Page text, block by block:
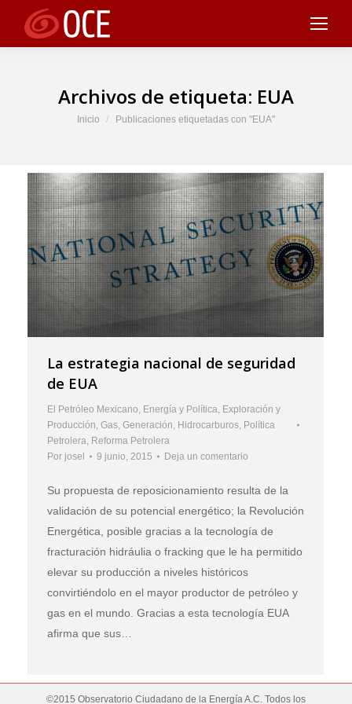
Archivos de etiqueta: EUA
Estás aquí:
Inicio Publicaciones etiquetadas con "EUA"
La estrategia nacional de seguridad
de EUA
El Petróleo Mexicano Energía y Política Exploración y
Producción Gas Generación Hidrocarburos Política
Petrolera Reforma Petrolera
Por josel 9 junio, 2015 Deja un comentario
Su propuesta de reposicionamiento resulta de la
validación de su potencial energético; la Revolución
Energética, posible gracias a la tecnología de
fracturación hidráulia o fracking que le ha permitido
elevar su producción a niveles históricos
convirtiéndolo en el mayor productor de petróleo y
gas en el mundo. Gracias a esta tecnología EUA
afirma que sus…
©2015 Observatorio Ciudadano de la Energía A.C. Todos los